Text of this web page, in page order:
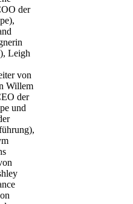
der
Leigh
von
Willem
der
und